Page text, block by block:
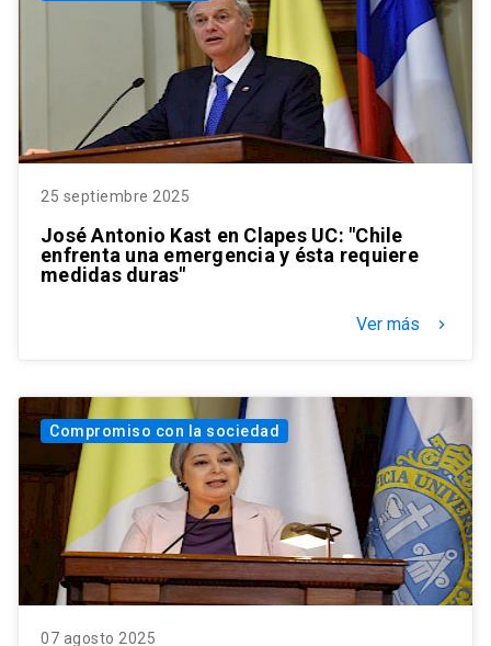
25 septiembre 2025
José Antonio Kast en Clapes UC: "Chile
enfrenta una emergencia y ésta requiere
medidas duras"
Ver más keyboard_arrow_right
Compromiso con la sociedad
07 agosto 2025